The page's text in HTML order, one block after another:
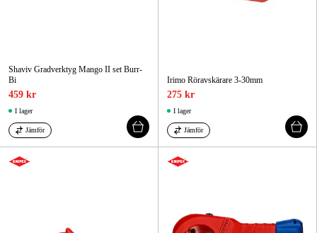
Shaviv Gradverktyg Mango II set Burr-
Bi
459 kr
I lager
Jämför
Irimo Röravskärare 3-30mm
275 kr
I lager
Jämför